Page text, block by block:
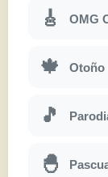
🎸 OMG
🍁 Otoño
🎵
🐣